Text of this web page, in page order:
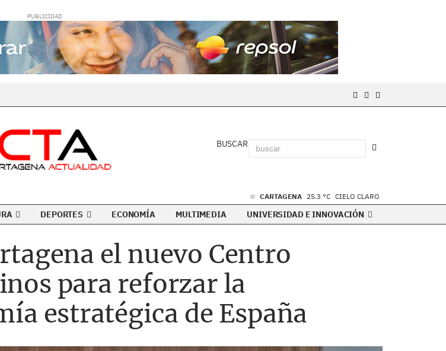
BUSCAR
CARTAGENA 25.3 °C CIELO CLARO
DEPORTES ECONOMÍA MULTIMEDIA UNIVERSIDAD E INNOVACIÓN
el nuevo Centro
para reforzar la
estratégica de España